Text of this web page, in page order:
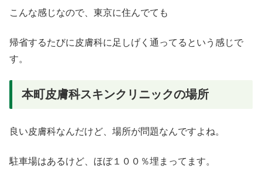
こんな感じなので、東京に住んでても
帰省するたびに皮膚科に足しげく通ってるという感じで
す。
本町皮膚科スキンクリニックの場所
良い皮膚科なんだけど、場所が問題なんですよね。
駐車場はあるけど、ほぼ１００％埋まってます。